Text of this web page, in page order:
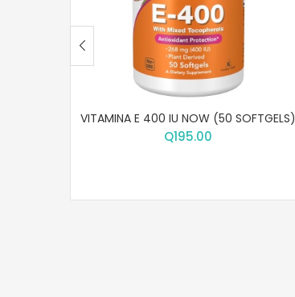
VITAMINA E 400 IU NOW (50 SOFTGELS)
Q195.00